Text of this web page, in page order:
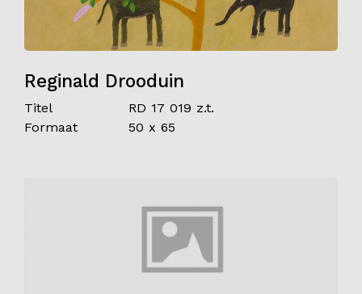
Reginald Drooduin
Titel
RD 17 019 z.t.
Formaat
50 x 65